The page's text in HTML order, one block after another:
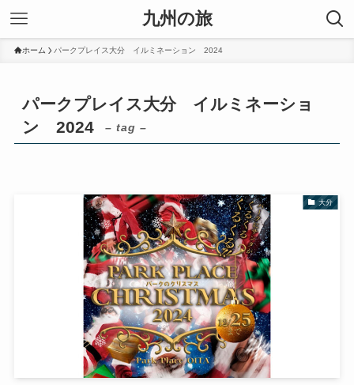
九州の旅
ホーム パークプレイス大分 イルミネーション 2024
パークプレイス大分 イルミネーショ
ン 2024
– tag –
大分